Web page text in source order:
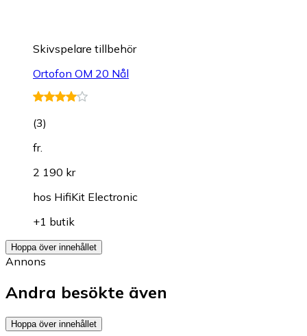
Skivspelare tillbehör
Ortofon OM 20 Nål
(3)
fr.
2 190 kr
hos HifiKit Electronic
+1 butik
Hoppa över innehållet
Annons
Andra besökte även
Hoppa över innehållet